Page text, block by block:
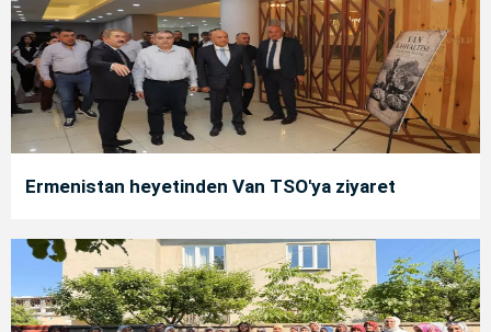
Ermenistan heyetinden Van TSO'ya ziyaret